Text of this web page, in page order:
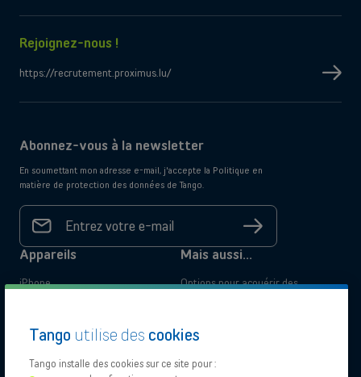
Rejoignez-nous !
https://recrutement.proximus.lu/
Abonnez-vous à la newsletter
En soumettant mon adresse e-mail, j'accepte la Politique en
matière de protection des données de Tango.
Votre
adresse
e-mail* S'inscrire
Appareils
iPhone
Mais aussi...
Options pour acquérir des
mobiles
Tango Privilege Programme
Tango utilise des cookies
Tango installe des cookies sur ce site pour :